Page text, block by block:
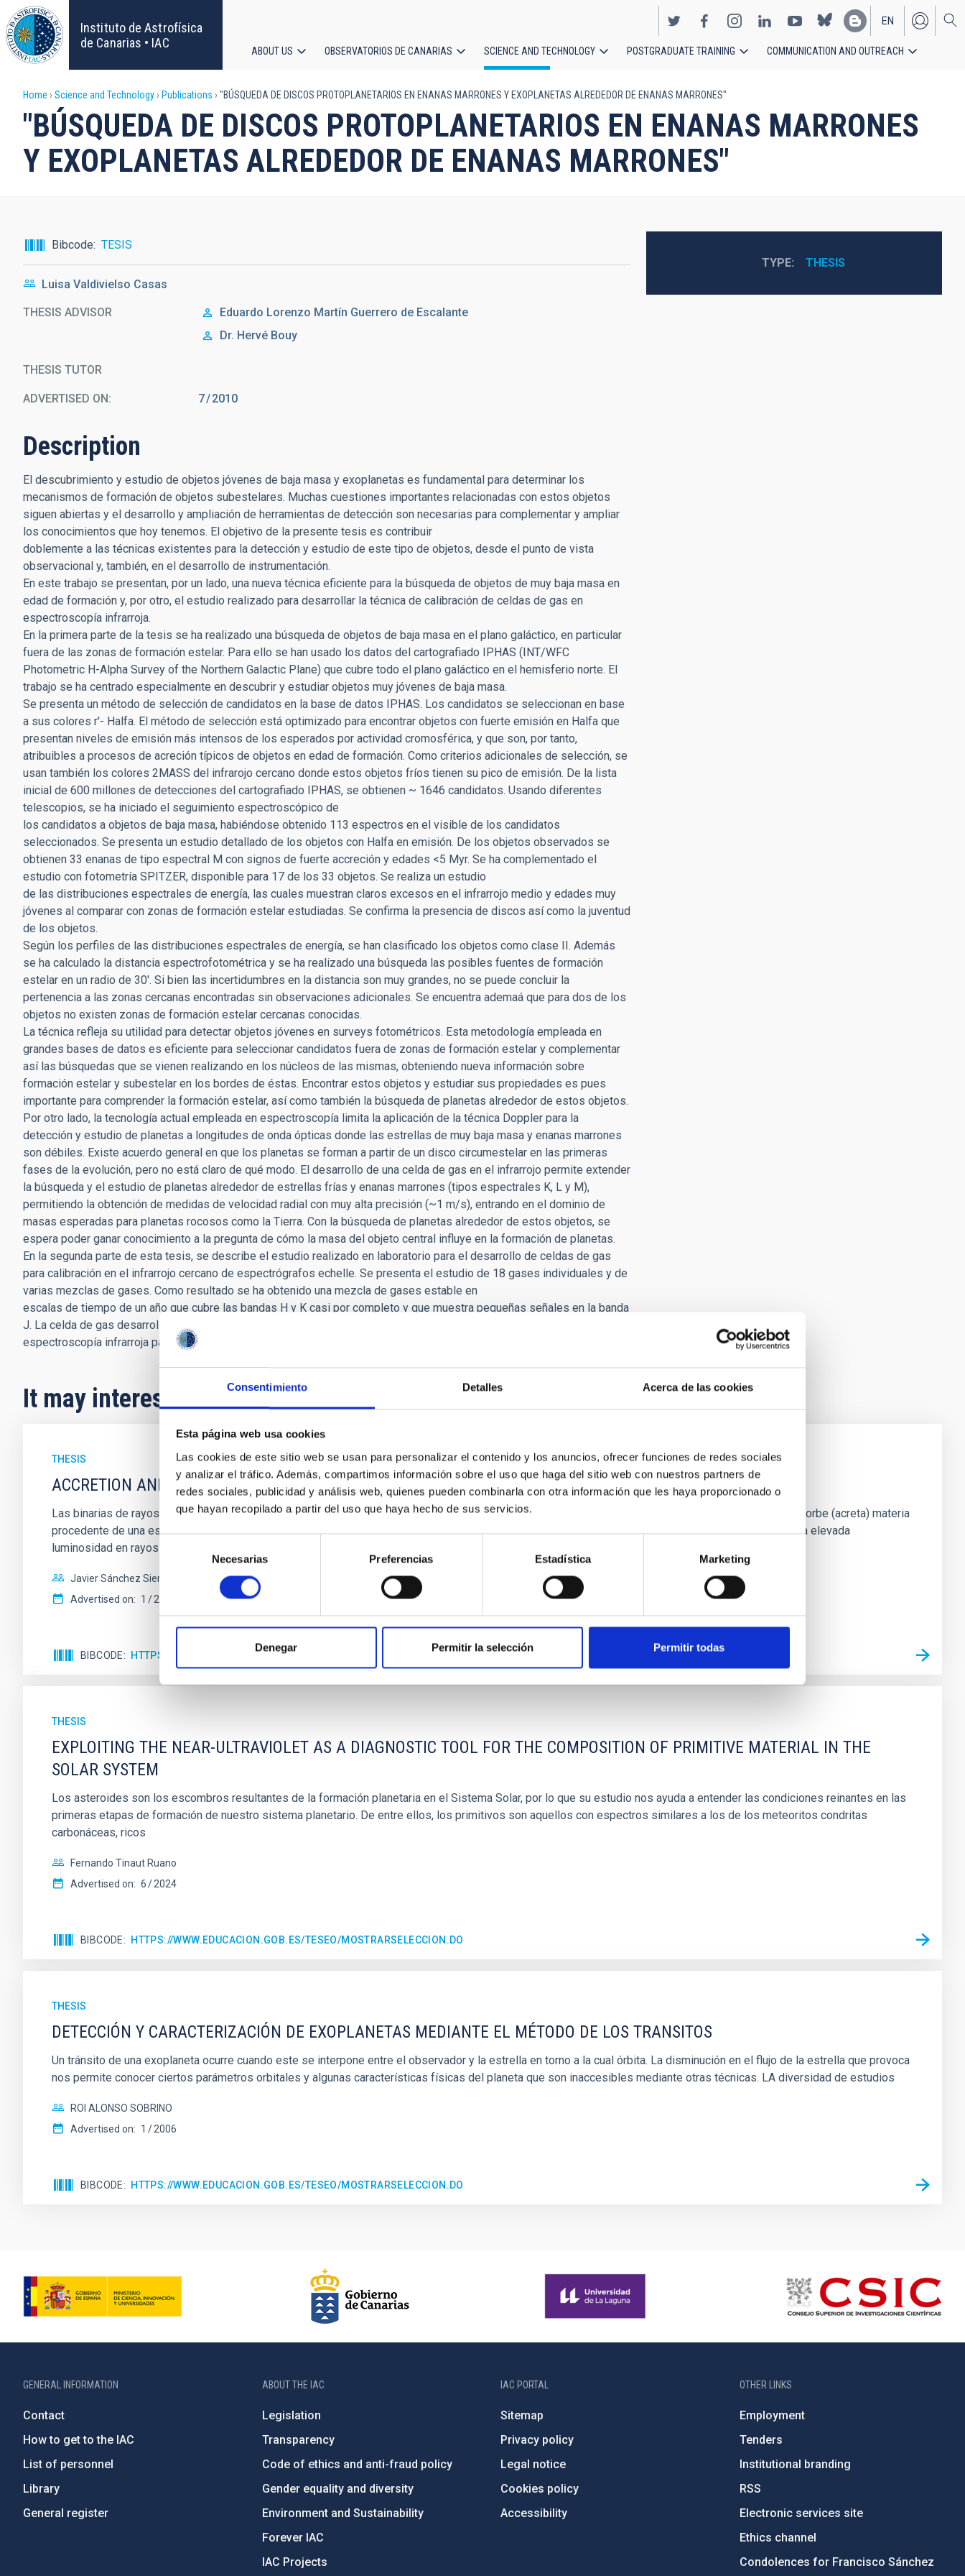
Consentimiento Detalles Acerca de las cookies
Esta página web usa cookies
Las cookies de este sitio web se usan para personalizar el contenido y los anuncios, ofrecer funciones de redes sociales
y analizar el tráfico. Además, compartimos información sobre el uso que haga del sitio web con nuestros partners de
redes sociales, publicidad y análisis web, quienes pueden combinarla con otra información que les haya proporcionado o
que hayan recopilado a partir del uso que haya hecho de sus servicios.
consentimiento
Necesarias Preferencias Estadística Marketing
Denegar Permitir la selección Permitir todas
Skip
to
main
content
Instituto de Astrofísica
de Canarias • IAC
EN
ES
navigation
ABOUT US OBSERVATORIOS DE CANARIAS SCIENCE AND TECHNOLOGY POSTGRADUATE TRAINING COMMUNICATION AND OUTREACH
Breadcrumb
Home Science and Technology Publications "BÚSQUEDA DE DISCOS PROTOPLANETARIOS EN ENANAS MARRONES Y EXOPLANETAS ALREDEDOR DE ENANAS MARRONES"
"BÚSQUEDA DE DISCOS PROTOPLANETARIOS EN ENANAS MARRONES
Y EXOPLANETAS ALREDEDOR DE ENANAS MARRONES"
Bibcode TESIS
Luisa Valdivielso Casas
THESIS ADVISOR Eduardo Lorenzo Martín Guerrero de Escalante
Dr. Hervé Bouy
THESIS TUTOR
ADVERTISED ON: 7 2010
Description
El descubrimiento y estudio de objetos jóvenes de baja masa y exoplanetas es fundamental para determinar los
mecanismos de formación de objetos subestelares. Muchas cuestiones importantes relacionadas con estos objetos
siguen abiertas y el desarrollo y ampliación de herramientas de detección son necesarias para complementar y ampliar
los conocimientos que hoy tenemos. El objetivo de la presente tesis es contribuir
doblemente a las técnicas existentes para la detección y estudio de este tipo de objetos, desde el punto de vista
observacional y, también, en el desarrollo de instrumentación.
En este trabajo se presentan, por un lado, una nueva técnica eficiente para la búsqueda de objetos de muy baja masa en
edad de formación y, por otro, el estudio realizado para desarrollar la técnica de calibración de celdas de gas en
espectroscopía infrarroja.
En la primera parte de la tesis se ha realizado una búsqueda de objetos de baja masa en el plano galáctico, en particular
fuera de las zonas de formación estelar. Para ello se han usado los datos del cartografiado IPHAS (INT/WFC
Photometric H-Alpha Survey of the Northern Galactic Plane) que cubre todo el plano galáctico en el hemisferio norte. El
trabajo se ha centrado especialmente en descubrir y estudiar objetos muy jóvenes de baja masa.
Se presenta un método de selección de candidatos en la base de datos IPHAS. Los candidatos se seleccionan en base
a sus colores r'- Halfa. El método de selección está optimizado para encontrar objetos con fuerte emisión en Halfa que
presentan niveles de emisión más intensos de los esperados por actividad cromosférica, y que son, por tanto,
atribuibles a procesos de acreción típicos de objetos en edad de formación. Como criterios adicionales de selección, se
usan también los colores 2MASS del infrarojo cercano donde estos objetos fríos tienen su pico de emisión. De la lista
inicial de 600 millones de detecciones del cartografiado IPHAS, se obtienen ~ 1646 candidatos. Usando diferentes
telescopios, se ha iniciado el seguimiento espectroscópico de
los candidatos a objetos de baja masa, habiéndose obtenido 113 espectros en el visible de los candidatos
seleccionados. Se presenta un estudio detallado de los objetos con Halfa en emisión. De los objetos observados se
obtienen 33 enanas de tipo espectral M con signos de fuerte accreción y edades <5 Myr. Se ha complementado el
estudio con fotometría SPITZER, disponible para 17 de los 33 objetos. Se realiza un estudio
de las distribuciones espectrales de energía, las cuales muestran claros excesos en el infrarrojo medio y edades muy
jóvenes al comparar con zonas de formación estelar estudiadas. Se confirma la presencia de discos así como la juventud
de los objetos.
Según los perfiles de las distribuciones espectrales de energía, se han clasificado los objetos como clase II. Además
se ha calculado la distancia espectrofotométrica y se ha realizado una búsqueda las posibles fuentes de formación
estelar en un radio de 30'. Si bien las incertidumbres en la distancia son muy grandes, no se puede concluir la
pertenencia a las zonas cercanas encontradas sin observaciones adicionales. Se encuentra ademaá que para dos de los
objetos no existen zonas de formación estelar cercanas conocidas.
La técnica refleja su utilidad para detectar objetos jóvenes en surveys fotométricos. Esta metodología empleada en
grandes bases de datos es eficiente para seleccionar candidatos fuera de zonas de formación estelar y complementar
así las búsquedas que se vienen realizando en los núcleos de las mismas, obteniendo nueva información sobre
formación estelar y subestelar en los bordes de éstas. Encontrar estos objetos y estudiar sus propiedades es pues
importante para comprender la formación estelar, así como también la búsqueda de planetas alrededor de estos objetos.
Por otro lado, la tecnología actual empleada en espectroscopía limita la aplicación de la técnica Doppler para la
detección y estudio de planetas a longitudes de onda ópticas donde las estrellas de muy baja masa y enanas marrones
son débiles. Existe acuerdo general en que los planetas se forman a partir de un disco circumestelar en las primeras
fases de la evolución, pero no está claro de qué modo. El desarrollo de una celda de gas en el infrarrojo permite extender
la búsqueda y el estudio de planetas alrededor de estrellas frías y enanas marrones (tipos espectrales K, L y M),
permitiendo la obtención de medidas de velocidad radial con muy alta precisión (~1 m/s), entrando en el dominio de
masas esperadas para planetas rocosos como la Tierra. Con la búsqueda de planetas alrededor de estos objetos, se
espera poder ganar conocimiento a la pregunta de cómo la masa del objeto central influye en la formación de planetas.
En la segunda parte de esta tesis, se describe el estudio realizado en laboratorio para el desarrollo de celdas de gas
para calibración en el infrarrojo cercano de espectrógrafos echelle. Se presenta el estudio de 18 gases individuales y de
varias mezclas de gases. Como resultado se ha obtenido una mezcla de gases estable en
escalas de tiempo de un año que cubre las bandas H y K casi por completo y que muestra pequeñas señales en la banda
J. La celda de gas desarrollada, supone un avance en el estado de la técnica y amplía la ventana para la investigación en
espectroscopía infrarroja para la búsqueda y caracterización de exoplanetas.
TYPE THESIS
It may interest you
THESIS
ACCRETION AND OUTFLOWS IN LOW MASS X-RAY BINARIES: THE NEAR-INFRARED VIEW
Las binarias de rayos X son sistemas formados por un objeto compacto, ya sea un agujero negro de masa estelar o una estrella de neutrones, que absorbe (acreta) materia
procedente de una estrella donante. Estos sistemas pueden clasificarse en función de su emisión en rayos X: los sistemas persistentes muestran una elevada
luminosidad en rayos X de
Javier Sánchez Sierras
Advertised on: 1 2025
BIBCODE HTTPS://WWW.EDUCACION.GOB.ES/TESEO/MOSTRARSELECCION.DO
THESIS
EXPLOITING THE NEAR-ULTRAVIOLET AS A DIAGNOSTIC TOOL FOR THE COMPOSITION OF PRIMITIVE MATERIAL IN THE
SOLAR SYSTEM
Los asteroides son los escombros resultantes de la formación planetaria en el Sistema Solar, por lo que su estudio nos ayuda a entender las condiciones reinantes en las
primeras etapas de formación de nuestro sistema planetario. De entre ellos, los primitivos son aquellos con espectros similares a los de los meteoritos condritas
carbonáceas, ricos
Fernando Tinaut Ruano
Advertised on: 6 2024
BIBCODE HTTPS://WWW.EDUCACION.GOB.ES/TESEO/MOSTRARSELECCION.DO
THESIS
DETECCIÓN Y CARACTERIZACIÓN DE EXOPLANETAS MEDIANTE EL MÉTODO DE LOS TRANSITOS
Un tránsito de una exoplaneta ocurre cuando este se interpone entre el observador y la estrella en torno a la cual órbita. La disminución en el flujo de la estrella que provoca
nos permite conocer ciertos parámetros orbitales y algunas características físicas del planeta que son inaccesibles mediante otras técnicas. LA diversidad de estudios
ROI ALONSO SOBRINO
Advertised on: 1 2006
BIBCODE HTTPS://WWW.EDUCACION.GOB.ES/TESEO/MOSTRARSELECCION.DO
GENERAL INFORMATION
Contact
How to get to the IAC
List of personnel
Library
General register
ABOUT THE IAC
Legislation
Transparency
Code of ethics and anti-fraud policy
Gender equality and diversity
Environment and Sustainability
Forever IAC
IAC Projects
IAC PORTAL
Sitemap
Privacy policy
Legal notice
Cookies policy
Accessibility
OTHER LINKS
Employment
Tenders
Institutional branding
RSS
Electronic services site
Ethics channel
Condolences for Francisco Sánchez